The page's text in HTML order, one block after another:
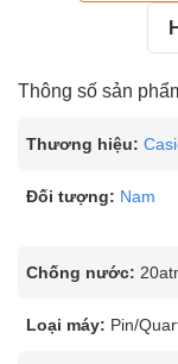
Thông số sản
Thương hiệu:
Đối tượng: Nam
Chống nước:
Loại máy: Pin/